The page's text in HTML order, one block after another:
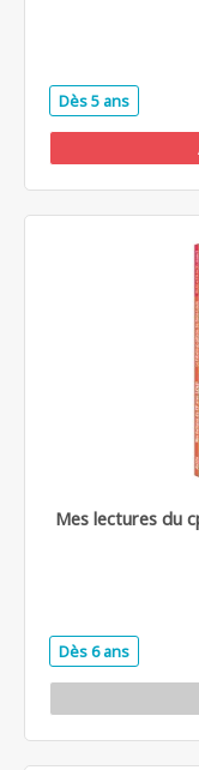
Dès 5 ans
Mes lectures du
Dès 6 ans